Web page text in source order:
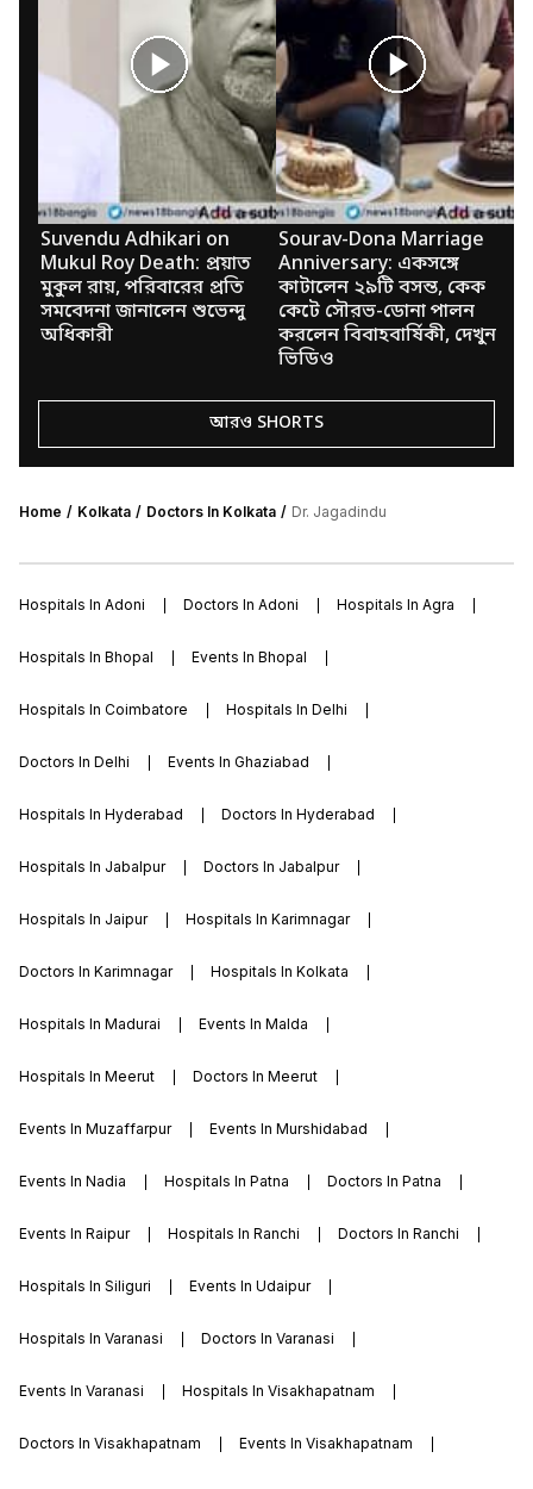
Suvendu Adhikari on
Mukul Roy Death: প্রয়াত
মুকুল রায়, পরিবারের প্রতি
সমবেদনা জানালেন শুভেন্দু
অধিকারী
Sourav-Dona Marriage
Anniversary: একসঙ্গে
কাটালেন ২৯টি বসন্ত, কেক
কেটে সৌরভ-ডোনা পালন
করলেন বিবাহবার্ষিকী, দেখুন
ভিডিও
আরও SHORTS
Home Kolkata Doctors In Kolkata Dr. Jagadindu
Hospitals In Adoni Doctors In Adoni Hospitals In Agra
Hospitals In Bhopal Events In Bhopal
Hospitals In Coimbatore Hospitals In Delhi
Doctors In Delhi Events In Ghaziabad
Hospitals In Hyderabad Doctors In Hyderabad
Hospitals In Jabalpur Doctors In Jabalpur
Hospitals In Jaipur Hospitals In Karimnagar
Doctors In Karimnagar Hospitals In Kolkata
Hospitals In Madurai Events In Malda
Hospitals In Meerut Doctors In Meerut
Events In Muzaffarpur Events In Murshidabad
Events In Nadia Hospitals In Patna Doctors In Patna
Events In Raipur Hospitals In Ranchi Doctors In Ranchi
Hospitals In Siliguri Events In Udaipur
Hospitals In Varanasi Doctors In Varanasi
Events In Varanasi Hospitals In Visakhapatnam
Doctors In Visakhapatnam Events In Visakhapatnam